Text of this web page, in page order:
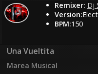
Remixer: Dj
Version:
BPM:150
Una Vueltita
Marea Musical